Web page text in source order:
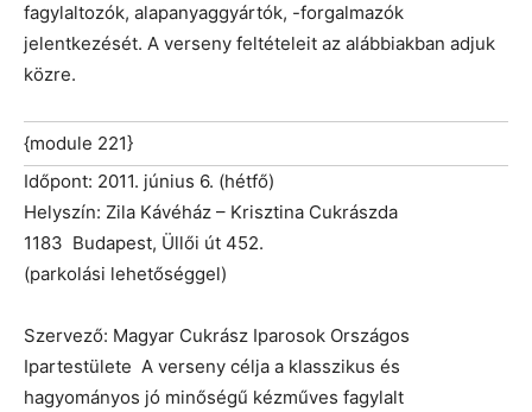
fagylaltozók, alapanyaggyártók, -forgalmazók
jelentkezését. A verseny feltételeit az alábbiakban adjuk
közre.
{module 221}
Időpont: 2011. június 6. (hétfő)
Helyszín: Zila Kávéház – Krisztina Cukrászda
1183 Budapest, Üllői út 452.
(parkolási lehetőséggel)
Szervező: Magyar Cukrász Iparosok Országos
Ipartestülete A verseny célja a klasszikus és
hagyományos jó minőségű kézműves fagylalt